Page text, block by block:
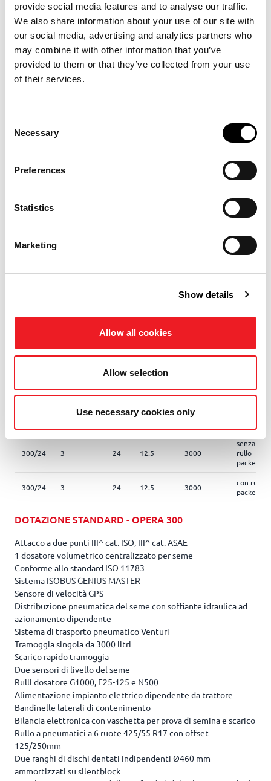
provide social media features and to analyse our traffic.
We also share information about your use of our site with
our social media, advertising and analytics partners who
may combine it with other information that you’ve
provided to them or that they’ve collected from your use
of their services.
Selection
Necessary
Preferences
Statistics
Marketing
Show details
Allow all cookies
Allow selection
Use necessary cookies only
FRENI: NO
di lavoro
file
(min)
tramoggia
packer
di lavoro
file
(min)
tramoggia
300/24 3 24 12.5 3000
senza
rullo
packer
300/24 3 24 12.5 3000
con rullo
packer
DOTAZIONE STANDARD - OPERA 300
Attacco a due punti III^ cat. ISO, III^ cat. ASAE
1 dosatore volumetrico centralizzato per seme
Conforme allo standard ISO 11783
Sistema ISOBUS GENIUS MASTER
Sensore di velocità GPS
Distribuzione pneumatica del seme con soffiante idraulica ad
azionamento dipendente
Sistema di trasporto pneumatico Venturi
Tramoggia singola da 3000 litri
Scarico rapido tramoggia
Due sensori di livello del seme
Rulli dosatore G1000, F25-125 e N500
Alimentazione impianto elettrico dipendente da trattore
Bandinelle laterali di contenimento
Bilancia elettronica con vaschetta per prova di semina e scarico
Rullo a pneumatici a 6 ruote 425/55 R17 con offset
125/250mm
Due ranghi di dischi dentati indipendenti Ø460 mm
ammortizzati su silentblock